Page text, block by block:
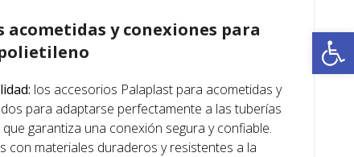
acometidas y conexiones para
los accesorios Palaplast para acometidas y
para adaptarse perfectamente a las tuberías
garantiza una conexión segura y confiable.
con materiales duraderos y resistentes a la